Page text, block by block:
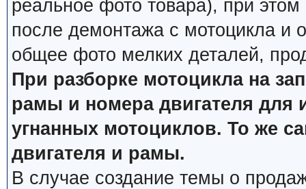
реальное фото товара), при
после демонтажа с мотоцикла и
общее фото мелких деталей,
При разборке мотоцикла на
рамы и номера двигателя для
угнанных мотоциклов. То же
двигателя и рамы.
В случае создание темы о